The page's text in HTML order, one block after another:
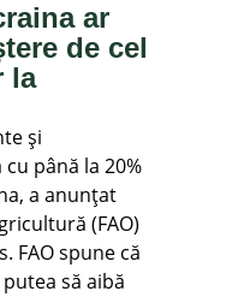
ar
de cel
la
și
până la 20%
a anunțat
(FAO)
FAO spune că
să aibă